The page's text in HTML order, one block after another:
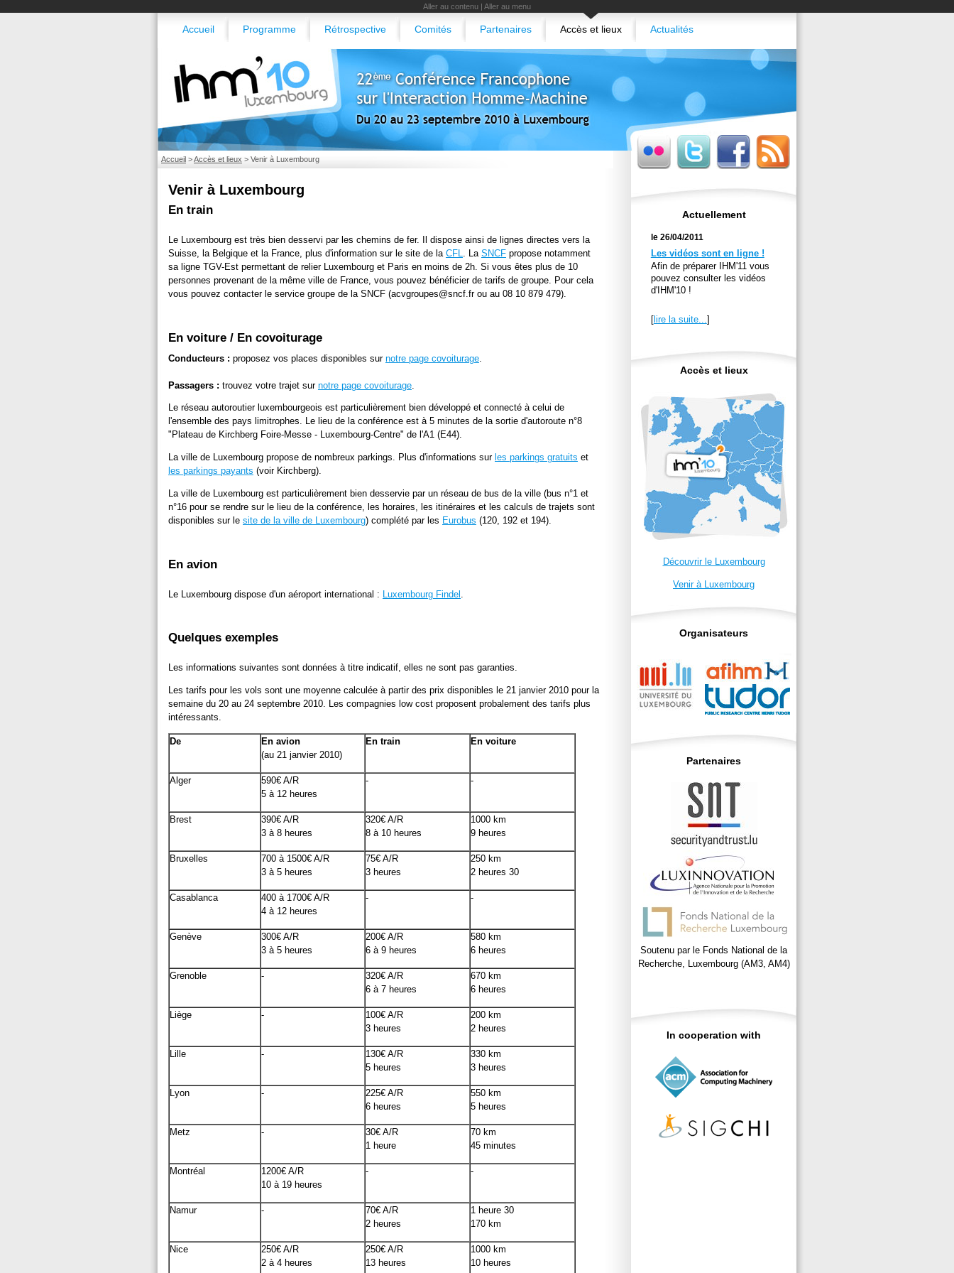
Aller au contenu | Aller au menu
Accueil Programme Rétrospective Comités Partenaires Accès et lieux Actualités
Accueil >Accès et lieux > Venir à Luxembourg
Venir à Luxembourg
En train
Le Luxembourg est très bien desservi par les chemins de fer. Il dispose ainsi de lignes directes vers la
Suisse, la Belgique et la France, plus d'information sur le site de la CFL . La SNCF propose notamment
sa ligne TGV-Est permettant de relier Luxembourg et Paris en moins de 2h. Si vous êtes plus de 10
personnes provenant de la même ville de France, vous pouvez bénéficier de tarifs de groupe. Pour cela
vous pouvez contacter le service groupe de la SNCF (acvgroupes@sncf.fr ou au 08 10 879 479).
En voiture / En covoiturage
Conducteurs : proposez vos places disponibles sur notre page covoiturage
Passagers : trouvez votre trajet sur notre page covoiturage
Le réseau autoroutier luxembourgeois est particulièrement bien développé et connecté à celui de
l'ensemble des pays limitrophes. Le lieu de la conférence est à 5 minutes de la sortie d'autoroute n°8
"Plateau de Kirchberg Foire-Messe - Luxembourg-Centre" de l'A1 (E44).
La ville de Luxembourg propose de nombreux parkings. Plus d'informations sur les parkings gratuits et
les parkings payants (voir Kirchberg).
La ville de Luxembourg est particulièrement bien desservie par un réseau de bus de la ville (bus n°1 et
n°16 pour se rendre sur le lieu de la conférence, les horaires, les itinéraires et les calculs de trajets sont
disponibles sur le site de la ville de Luxembourg) complété par les Eurobus (120, 192 et 194).
En avion
Le Luxembourg dispose d'un aéroport international : Luxembourg Findel
Quelques exemples
Les informations suivantes sont données à titre indicatif, elles ne sont pas garanties.
Les tarifs pour les vols sont une moyenne calculée à partir des prix disponibles le 21 janvier 2010 pour la
semaine du 20 au 24 septembre 2010. Les compagnies low cost proposent probalement des tarifs plus
intéressants.
De
En avion
(au 21 janvier 2010)
En train En voiture
Alger
590€ A/R
5 à 12 heures
- -
Brest
390€ A/R
3 à 8 heures
320€ A/R
8 à 10 heures
1000 km
9 heures
Bruxelles
700 à 1500€ A/R
3 à 5 heures
75€ A/R
3 heures
250 km
2 heures 30
Casablanca
400 à 1700€ A/R
4 à 12 heures
- -
Genève
300€ A/R
3 à 5 heures
200€ A/R
6 à 9 heures
580 km
6 heures
Grenoble -
320€ A/R
6 à 7 heures
670 km
6 heures
Liège -
100€ A/R
3 heures
200 km
2 heures
Lille -
130€ A/R
5 heures
330 km
3 heures
Lyon -
225€ A/R
6 heures
550 km
5 heures
Metz -
30€ A/R
1 heure
70 km
45 minutes
Montréal
1200€ A/R
10 à 19 heures
- -
Namur -
70€ A/R
2 heures
1 heure 30
170 km
Nice
250€ A/R
2 à 4 heures
250€ A/R
13 heures
1000 km
10 heures
Actuellement
le 26/04/2011
Les vidéos sont en ligne !
Afin de préparer IHM'11 vous
pouvez consulter les vidéos
d'IHM'10 !
[lire la suite...]
Accès et lieux
Découvrir le Luxembourg
Venir à Luxembourg
Organisateurs
Partenaires
Soutenu par le Fonds National de la
Recherche, Luxembourg (AM3, AM4)
In cooperation with